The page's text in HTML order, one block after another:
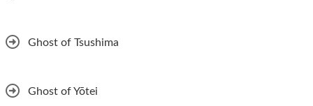
Ghost of Tsushima
Ghost of Yōtei